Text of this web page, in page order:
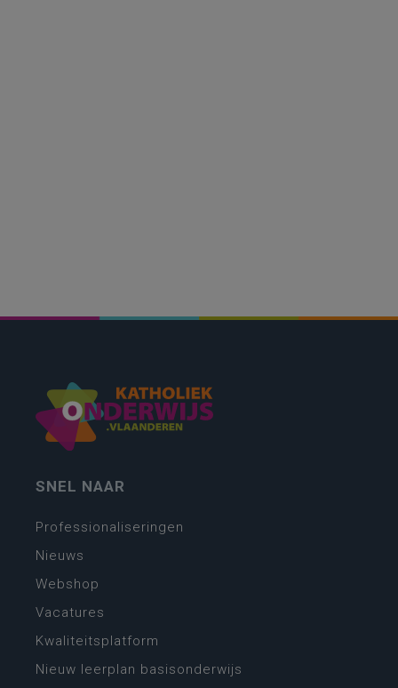
SNEL NAAR
Professionaliseringen
Nieuws
Webshop
Vacatures
Kwaliteitsplatform
Nieuw leerplan basisonderwijs